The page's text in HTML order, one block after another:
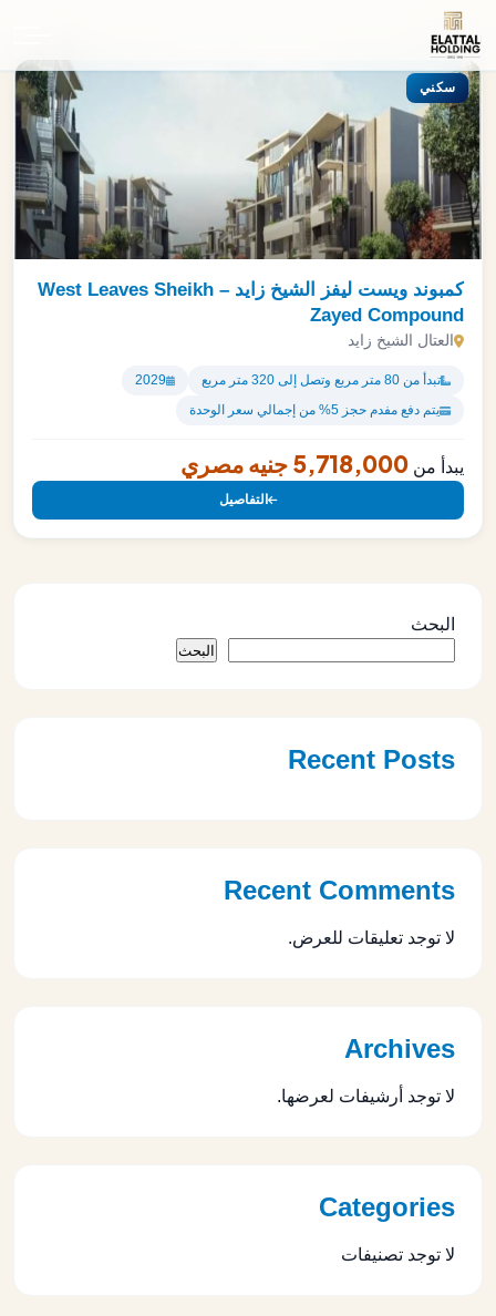
الرئيسية
سكني
كمبوند ويست ليفز الشيخ زايد – West Leaves Sheikh
Zayed Compound
العتال الشيخ زايد
تبدأ من 80 متر مربع وتصل إلى 320 متر مربع
2029
يتم دفع مفدم حجز 5% من إجمالي سعر الوحدة
يبدأ من 5,718,000 جنيه مصري
التفاصيل
البحث
البحث
Recent Posts
Recent Comments
لا توجد تعليقات للعرض.
Archives
لا توجد أرشيفات لعرضها.
Categories
لا توجد تصنيفات